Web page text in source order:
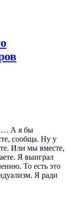
А я бы
сообща. Ну у
Или мы вместе,
Я выиграл
То есть это
Я ради